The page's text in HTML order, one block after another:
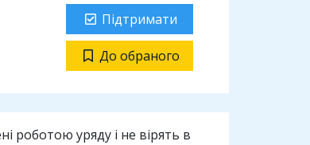
Підтримати
До обраного
роботою уряду і не вірять в